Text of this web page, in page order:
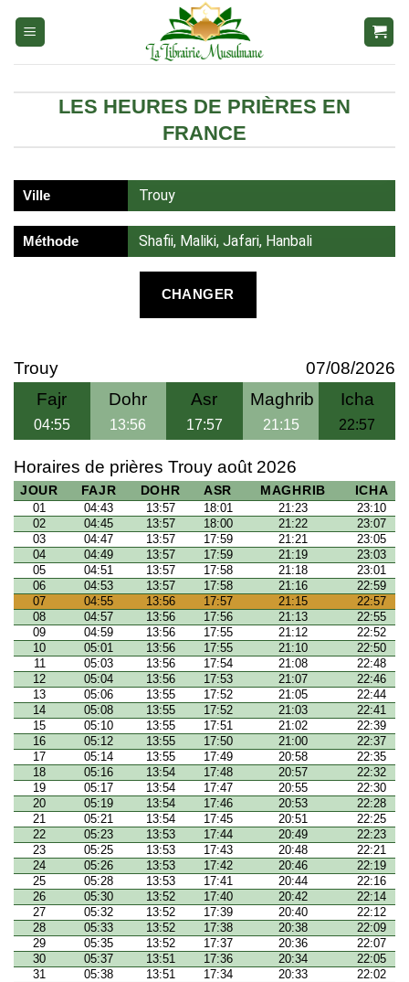
LES HEURES DE PRIÈRES EN
FRANCE
Ville Trouy
Méthode Shafii, Maliki, Jafari, Hanbali
CHANGER
Trouy
07/08/2026
Fajr
04:55
Dohr
13:56
Asr
17:57
Maghrib
21:15
Icha
22:57
Horaires de prières Trouy août 2026
JOUR FAJR DOHR ASR MAGHRIB ICHA
01 04:43 13:57 18:01 21:23
23:10
02
04:45 13:57 18:00 21:22
23:07
03
04:47 13:57 17:59 21:21
23:05
04
04:49 13:57 17:59 21:19
23:03
05
04:51 13:57 17:58 21:18
23:01
06
04:53 13:57 17:58 21:16
22:59
07
04:55 13:56 17:57 21:15
22:57
08
04:57 13:56 17:56 21:13
22:55
09
04:59 13:56 17:55 21:12
22:52
10
05:01 13:56 17:55 21:10
22:50
11
05:03 13:56 17:54 21:08
22:48
12
05:04 13:56 17:53 21:07
22:46
13
05:06 13:55 17:52 21:05
22:44
14
05:08 13:55 17:52 21:03
22:41
15
05:10 13:55 17:51 21:02
22:39
16
05:12 13:55 17:50 21:00
22:37
17
05:14 13:55 17:49 20:58
22:35
18
05:16 13:54 17:48 20:57
22:32
19
05:17 13:54 17:47 20:55
22:30
20
05:19 13:54 17:46 20:53
22:28
21
05:21 13:54 17:45 20:51
22:25
22
05:23 13:53 17:44 20:49
22:23
23
05:25 13:53 17:43 20:48
22:21
24
05:26 13:53 17:42 20:46
22:19
25
05:28 13:53 17:41 20:44
22:16
26
05:30 13:52 17:40 20:42
22:14
27
05:32 13:52 17:39 20:40
22:12
28
05:33 13:52 17:38 20:38
22:09
29
05:35 13:52 17:37 20:36
22:07
30
05:37 13:51 17:36 20:34
22:05
31
05:38 13:51 17:34 20:33 22:02